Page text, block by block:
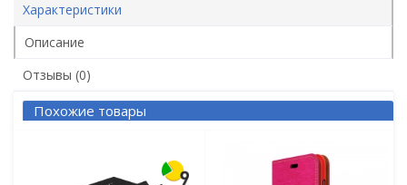
Характеристики
Описание
Отзывы (0)
Похожие товары